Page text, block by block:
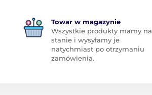
Towar w magazynie
Wszystkie produkty mamy na
stanie i wysyłamy je
natychmiast po otrzymaniu
zamówienia.